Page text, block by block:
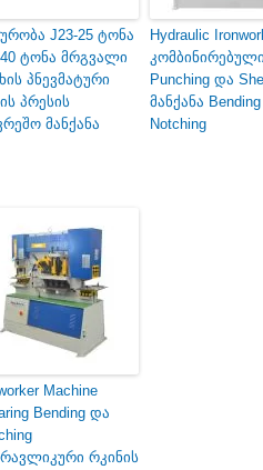
J23-25 ტონა
ტონა მრგვალი
პნევმატური
პრესის
მანქანა
Hydraulic
კომბინირებული
Punching და
მანქანა
Notching
Machine
Bending და
რკინის